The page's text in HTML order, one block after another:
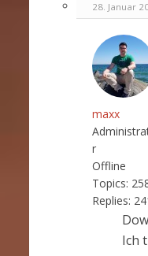
28. Januar
maxx
r
Offline
Topics:
Replies:
Ich